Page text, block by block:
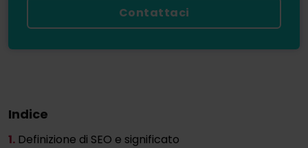
Contattaci
Indice
1. Definizione di SEO e significato